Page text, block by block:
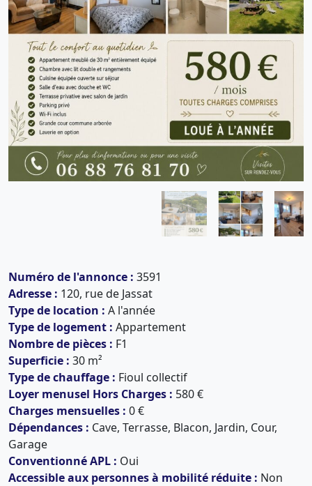
Numéro de l'annonce : 3591
Adresse : 120, rue de Jassat
Type de location : A l'année
Type de logement : Appartement
Nombre de pièces : F1
Superficie : 30 m²
Type de chauffage : Fioul collectif
Loyer menusel Hors Charges : 580 €
Charges mensuelles : 0 €
Dépendances : Cave, Terrasse, Blacon, Jardin, Cour,
Garage
Conventionné APL : Oui
Accessible aux personnes à mobilité réduite : Non